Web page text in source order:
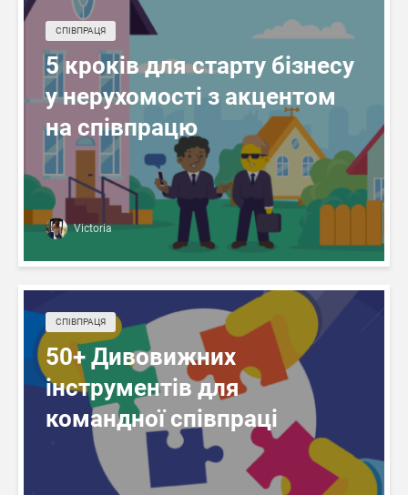
СПІВПРАЦЯ
5 кроків для старту бізнесу
у нерухомості з акцентом
на співпрацю
Victoria
СПІВПРАЦЯ
50+ Дивовижних
інструментів для
командної співпраці